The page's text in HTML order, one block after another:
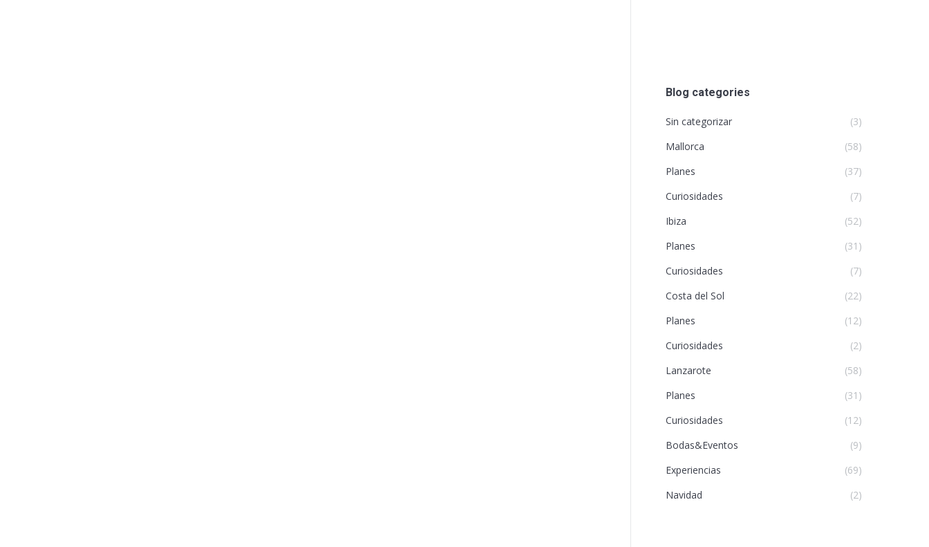
Blog categories
Sin categorizar
(3)
Mallorca
(58)
Planes
(37)
Curiosidades
(7)
Ibiza
(52)
Planes
(31)
Curiosidades
(7)
Costa del Sol
(22)
Planes
(12)
Curiosidades
(2)
Lanzarote
(58)
Planes
(31)
Curiosidades
(12)
Bodas&Eventos
(9)
Experiencias
(69)
Navidad
(2)